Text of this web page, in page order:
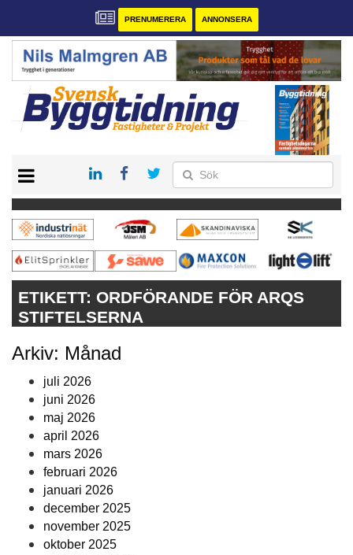
PRENUMERERA ANNONSERA
PRENUMERERA
VÅRA ANDRA MAGASIN
ANNONSERA
KONTAKT
ETIKETT: ORDFÖRANDE FÖR ARQS
STIFTELSERNA
Arkiv: Månad
juli 2026
juni 2026
maj 2026
april 2026
mars 2026
februari 2026
januari 2026
december 2025
november 2025
oktober 2025